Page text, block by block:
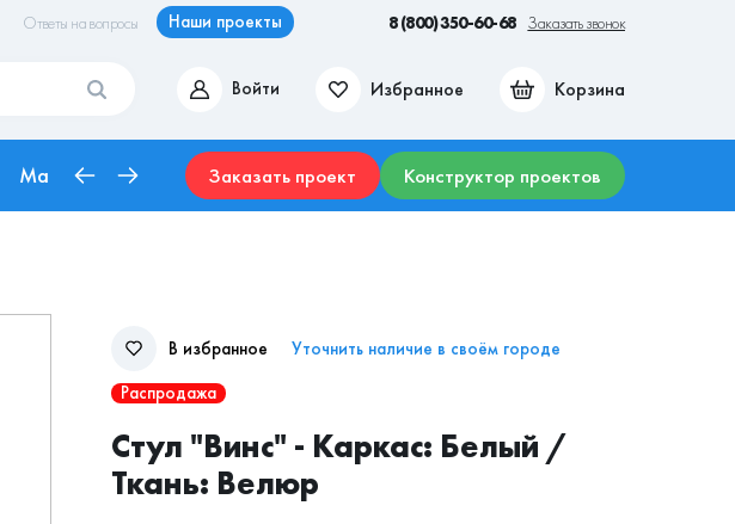
Ответы на вопросы Наши проекты 8 (800) 350-60-68 Заказать звонок
Войти Избранное Корзина
Матрасы Рабочие места Гостиные Прихожие Столы
Заказать проект Конструктор проектов
В избранное
Уточнить наличие в своём городе
Распродажа
Стул "Винс" - Каркас: Белый /
Ткань: Велюр